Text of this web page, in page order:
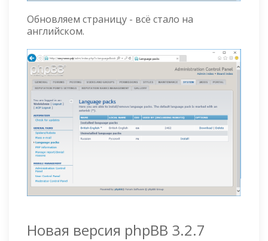
Обновляем страницу - всё стало на
английском.
Новая версия phpBB 3.2.7